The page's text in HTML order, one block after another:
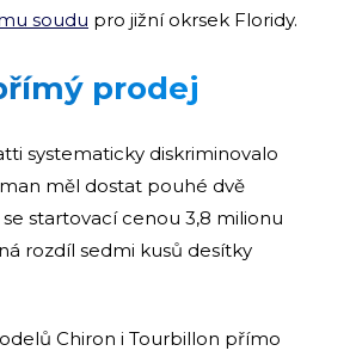
soudu pro jižní okrsek Floridy.
prodej
systematicky diskriminovalo
měl dostat pouhé dvě
startovací cenou 3,8 milionu
rozdíl sedmi kusů desítky
Chiron i Tourbillon přímo